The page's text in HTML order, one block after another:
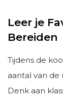
Leer je
Bereiden
Tijdens de
aantal van
Denk aan